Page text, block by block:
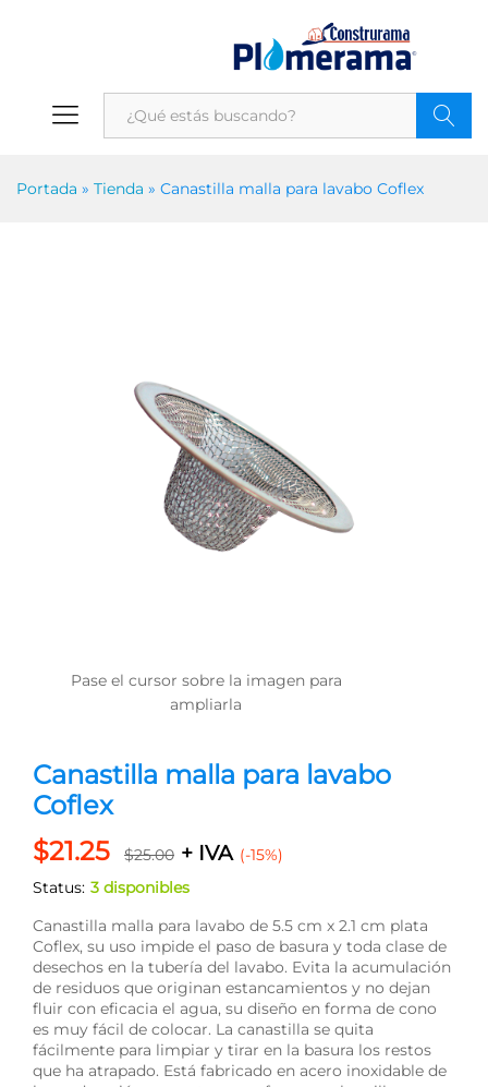
Portada » Tienda » Canastilla malla para lavabo Coflex
Pase el cursor sobre la imagen para
ampliarla
Canastilla malla para lavabo
Coflex
$21.25 $25.00 + IVA (-15%)
Status: 3 disponibles
Canastilla malla para lavabo de 5.5 cm x 2.1 cm plata
Coflex, su uso impide el paso de basura y toda clase de
desechos en la tubería del lavabo. Evita la acumulación
de residuos que originan estancamientos y no dejan
fluir con eficacia el agua, su diseño en forma de cono
es muy fácil de colocar. La canastilla se quita
fácilmente para limpiar y tirar en la basura los restos
que ha atrapado. Está fabricado en acero inoxidable de